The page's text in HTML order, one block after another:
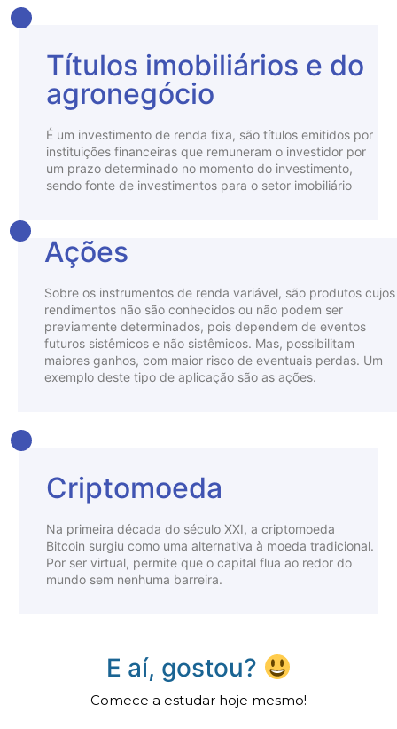
Títulos imobiliários e do
agronegócio
É um investimento de renda fixa, são títulos emitidos por
instituições financeiras que remuneram o investidor por
um prazo determinado no momento do investimento,
sendo fonte de investimentos para o setor imobiliário
Ações
Sobre os instrumentos de renda variável, são produtos cujos
rendimentos não são conhecidos ou não podem ser
previamente determinados, pois dependem de eventos
futuros sistêmicos e não sistêmicos. Mas, possibilitam
maiores ganhos, com maior risco de eventuais perdas. Um
exemplo deste tipo de aplicação são as ações.
Criptomoeda
Na primeira década do século XXI, a criptomoeda
Bitcoin surgiu como uma alternativa à moeda tradicional.
Por ser virtual, permite que o capital flua ao redor do
mundo sem nenhuma barreira.
E aí, gostou?
Comece a estudar hoje mesmo!